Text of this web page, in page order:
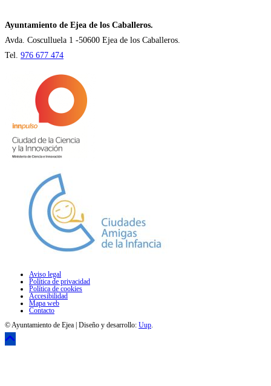
nueva
pestaña
Ayuntamiento de Ejea de los Caballeros.
Avda. Cosculluela 1 -50600 Ejea de los Caballeros.
Tel. 976 677 474
Aviso legal
Política de privacidad
Política de cookies
Accesibilidad
Mapa web
Contacto
© Ayuntamiento de Ejea | Diseño y desarrollo: Uup.